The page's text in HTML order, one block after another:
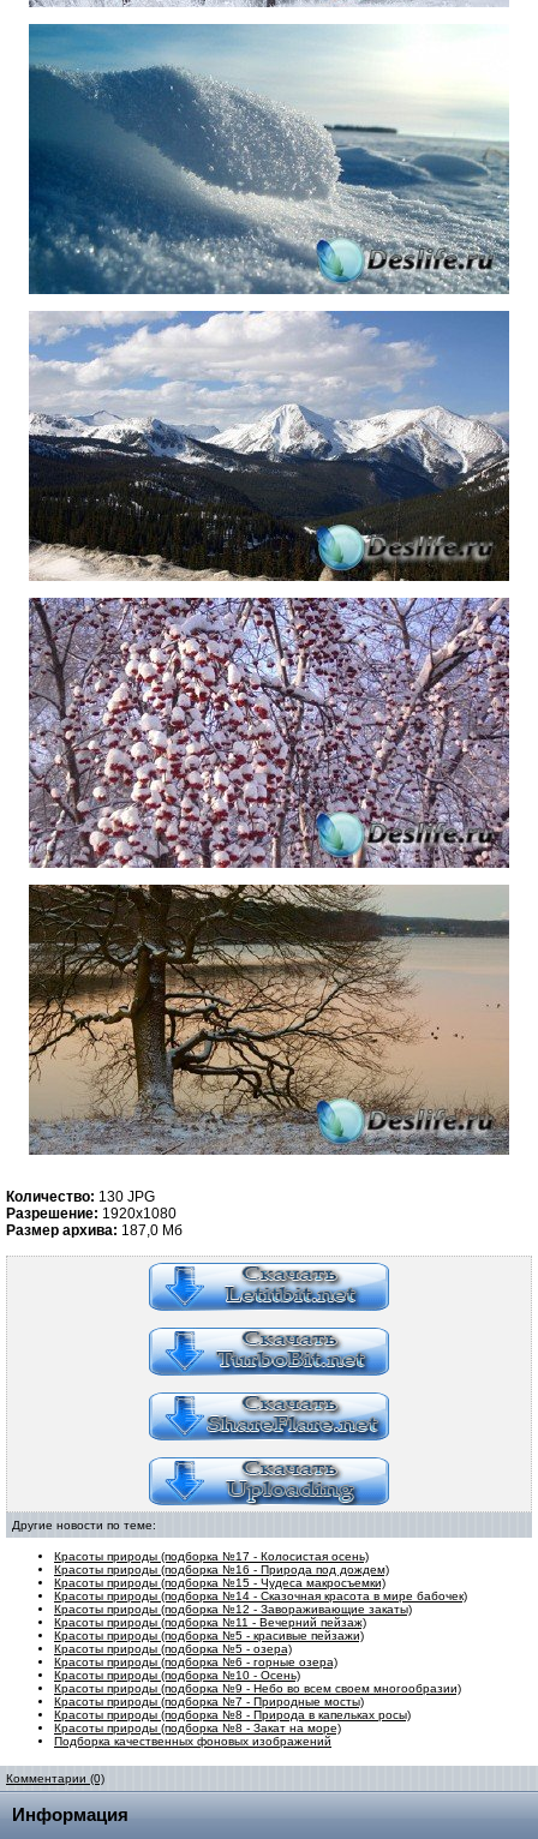
Количество: 130 JPG
Разрешение: 1920x1080
Размер архива: 187,0 Мб
Другие новости по теме:
Красоты природы (подборка №17 - Колосистая осень)
Красоты природы (подборка №16 - Природа под дождем)
Красоты природы (подборка №15 - Чудеса макросъемки)
Красоты природы (подборка №14 - Сказочная красота в мире бабочек)
Красоты природы (подборка №12 - Завораживающие закаты)
Красоты природы (подборка №11 - Вечерний пейзаж)
Красоты природы (подборка №5 - красивые пейзажи)
Красоты природы (подборка №5 - озера)
Красоты природы (подборка №6 - горные озера)
Красоты природы (подборка №10 - Осень)
Красоты природы (подборка №9 - Небо во всем своем многообразии)
Красоты природы (подборка №7 - Природные мосты)
Красоты природы (подборка №8 - Природа в капельках росы)
Красоты природы (подборка №8 - Закат на море)
Подборка качественных фоновых изображений
Комментарии (0)
Информация